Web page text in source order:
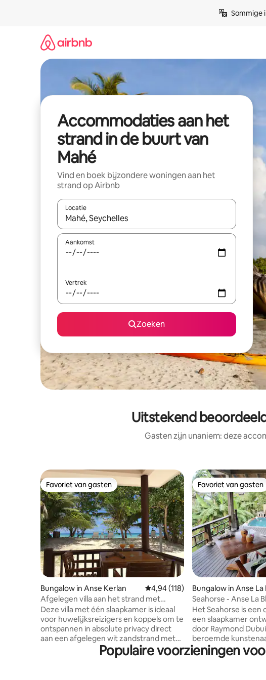
Sommige
Accommodaties aan het
strand in de buurt van
Mahé
Vind en boek bijzondere woningen aan het
strand op Airbnb
Locatie
Wanneer er resultaten beschikbaar zijn, maak je een keuze
Aankomst
Vertrek
Zoeken
Uitstekend
Gasten zijn unaniem: deze
Favoriet van gasten
Favoriet van gasten
Bungalow in Anse Kerlan Gemiddelde beoordeling van 4,94
4,94 (118)
Afgelegen villa aan het strand met
GRATIS WIFI
Deze villa met één slaapkamer is ideaal
voor huwelijksreizigers en koppels om te
ontspannen in absolute privacy direct
aan een afgelegen wit zandstrand met
slechts een paar stappen van de
veranda. De villa is omgeven door twee
Favoriet van gasten
Favoriet van gasten
Bungalow in Anse La
Seahorse - Anse La
Het Seahorse is
een slaapkamer
door Raymond
beroemde
Het ligt in het meest
Praslin. The
Populaire voorzieningen